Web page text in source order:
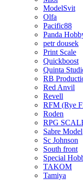
ModelSvit
Olfa
Pacific88
Panda
petr dousek
Print Scale
Quickboost
Quinta
RB
Red Anvil
Revell
RFM (Rye
Roden
RPG
Sabre Model
Sc Johnson
South front
Special
TAKOM
Tamiya